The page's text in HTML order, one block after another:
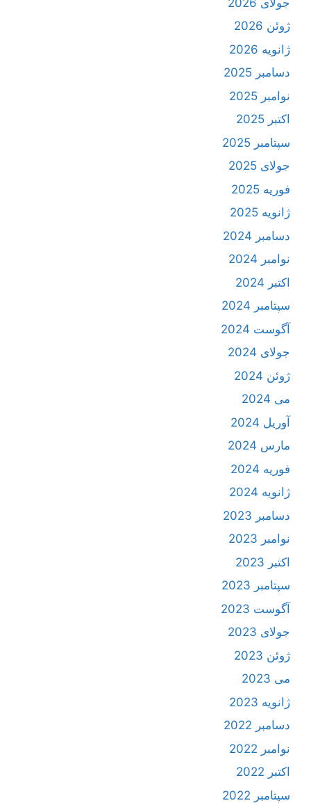
ژوئن 2026
ژانویه 2026
دسامبر 2025
نوامبر 2025
اکتبر 2025
سپتامبر 2025
جولای 2025
فوریه 2025
ژانویه 2025
دسامبر 2024
نوامبر 2024
اکتبر 2024
سپتامبر 2024
آگوست 2024
جولای 2024
ژوئن 2024
می 2024
آوریل 2024
مارس 2024
فوریه 2024
ژانویه 2024
دسامبر 2023
نوامبر 2023
اکتبر 2023
سپتامبر 2023
آگوست 2023
جولای 2023
ژوئن 2023
می 2023
ژانویه 2023
دسامبر 2022
نوامبر 2022
اکتبر 2022
سپتامبر 2022